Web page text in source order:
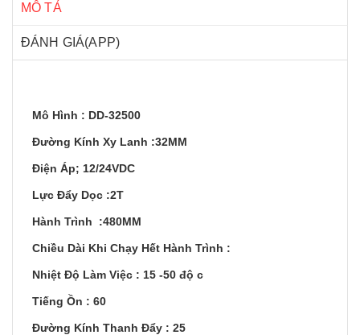
MÔ TẢ
ĐÁNH GIÁ(APP)
Mô Hình : DD-32500
Đường Kính Xy Lanh :32MM
Điện Áp; 12/24VDC
Lực Đẩy Dọc :2T
Hành Trình :480MM
Chiều Dài Khi Chạy Hết Hành Trình :
Nhiệt Độ Làm Việc : 15 -50 độ c
Tiếng Ồn : 60
Đường Kính Thanh Đẩy : 25